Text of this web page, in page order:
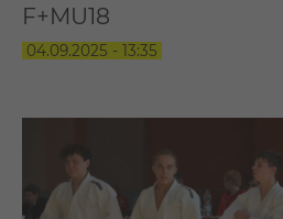
F+MU18
04.09.2025 - 13:35